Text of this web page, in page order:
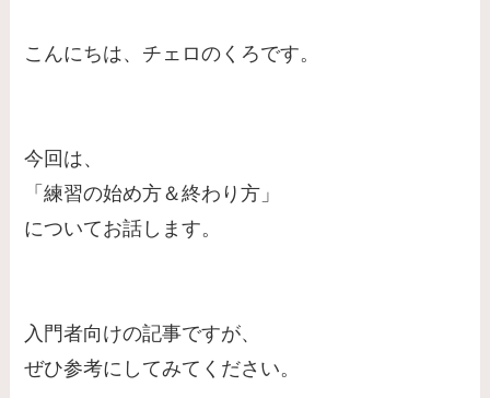
こんにちは、チェロのくろです。
今回は、
「練習の始め方＆終わり方」
についてお話します。
入門者向けの記事ですが、
ぜひ参考にしてみてください。